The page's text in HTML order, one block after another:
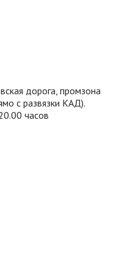
дорога, промзона
с развязки КАД).
часов